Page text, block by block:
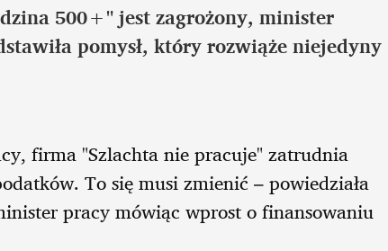
500+" jest zagrożony, minister
pomysł, który rozwiąże niejedyny
firma "Szlachta nie pracuje" zatrudnia
To się musi zmienić – powiedziała
pracy mówiąc wprost o finansowaniu